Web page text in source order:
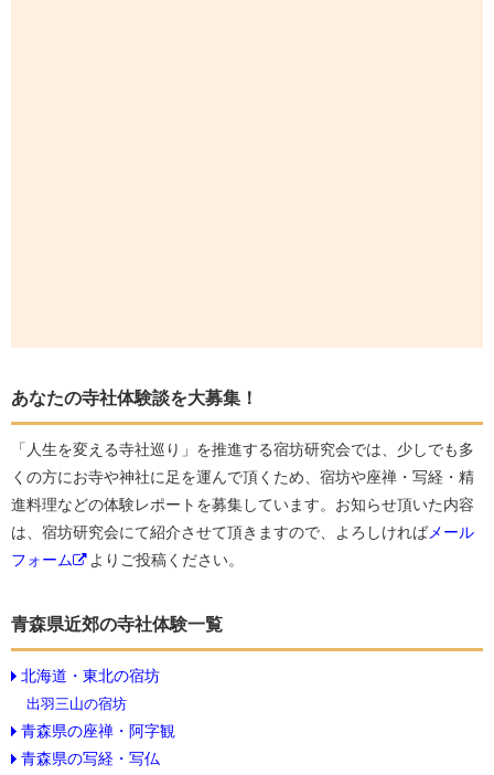
あなたの寺社体験談を大募集！
「人生を変える寺社巡り」を推進する宿坊研究会では、少しでも多
くの方にお寺や神社に足を運んで頂くため、宿坊や座禅・写経・精
進料理などの体験レポートを募集しています。お知らせ頂いた内容
は、宿坊研究会にて紹介させて頂きますので、よろしければメール
フォーム
よりご投稿ください。
青森県近郊の寺社体験一覧
北海道・東北の宿坊
出羽三山の宿坊
青森県の座禅・阿字観
青森県の写経・写仏